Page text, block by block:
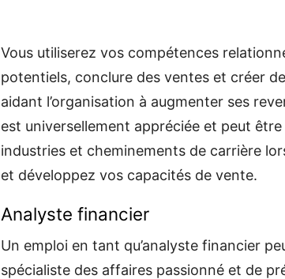
Vous utiliserez vos compétences
potentiels, conclure des ventes et créer
aidant l’organisation à augmenter ses
est universellement appréciée et peut
industries et cheminements de carrière
et développez vos capacités de vente.
Analyste financier
Un emploi en tant qu’analyste financier
spécialiste des affaires passionné et de